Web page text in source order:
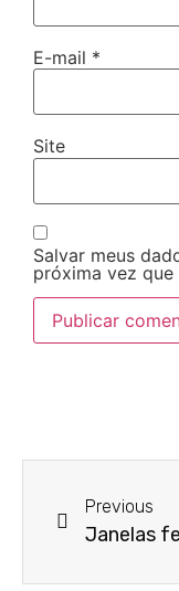
E-mail *
Site
Salvar meus
próxima vez que
Previous